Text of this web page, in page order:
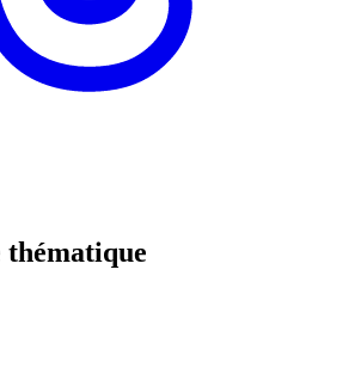
thématique